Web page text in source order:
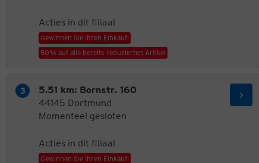
Acties in dit filiaal
Gewinnen Sie Ihren Einkauf!
50% auf alle bereits reduzierten Artikel
5.51 km: Bornstr. 160
44145 Dortmund
Momenteel gesloten
Acties in dit filiaal
Gewinnen Sie Ihren Einkauf!